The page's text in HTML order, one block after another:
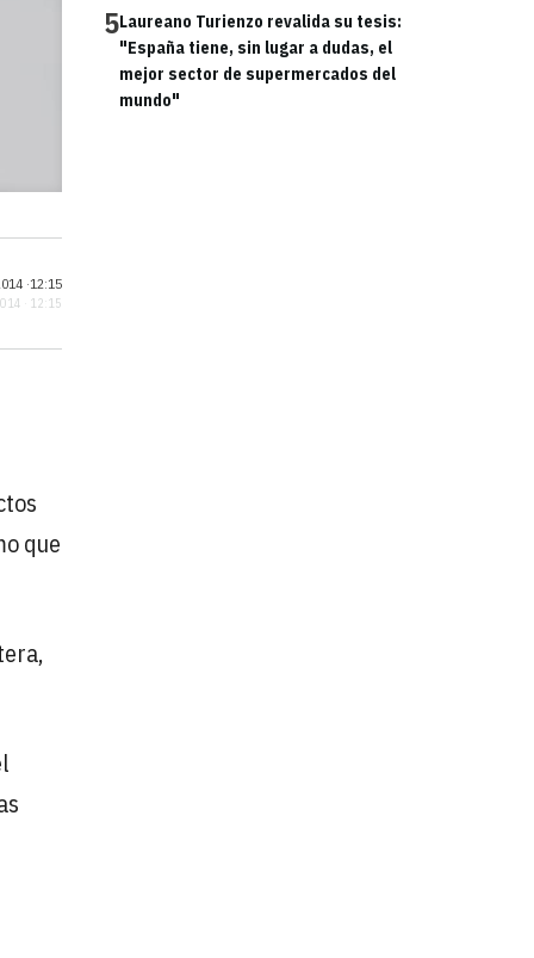
5Laureano Turienzo revalida su tesis:
"España tiene, sin lugar a dudas, el
mejor sector de supermercados del
mundo"
·12:15
· 12:15
que